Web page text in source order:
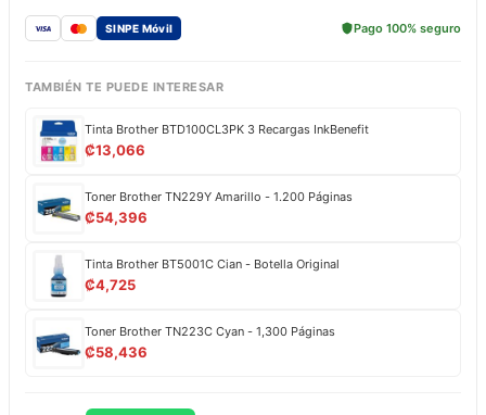
SINPE Móvil Pago 100% seguro
TAMBIÉN TE PUEDE INTERESAR
Tinta Brother BTD100CL3PK 3 Recargas InkBenefit
₡13,066
Toner Brother TN229Y Amarillo - 1.200 Páginas
₡54,396
Tinta Brother BT5001C Cian - Botella Original
₡4,725
Toner Brother TN223C Cyan - 1,300 Páginas
₡58,436